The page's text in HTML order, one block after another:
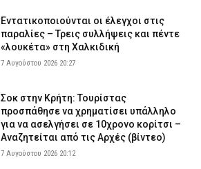
Εντατικοποιούνται οι έλεγχοι στις
παραλίες – Τρεις συλλήψεις και πέντε
«λουκέτα» στη Χαλκιδική
7 Αυγούστου 2026 20:27
Σοκ στην Κρήτη: Τουρίστας
προσπάθησε να χρηματίσει υπάλληλο
για να ασελγήσει σε 10χρονο κορίτσι –
Αναζητείται από τις Αρχές (βίντεο)
7 Αυγούστου 2026 20:12